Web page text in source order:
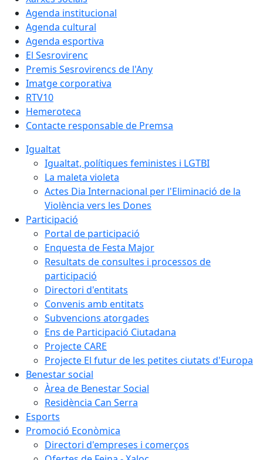
Agenda institucional
Agenda cultural
Agenda esportiva
El Sesrovirenc
Premis Sesrovirencs de l'Any
Imatge corporativa
RTV10
Hemeroteca
Contacte responsable de Premsa
Igualtat
Igualtat, polítiques feministes i LGTBI
La maleta violeta
Actes Dia Internacional per l'Eliminació de la
Violència vers les Dones
Participació
Portal de participació
Enquesta de Festa Major
Resultats de consultes i processos de
participació
Directori d'entitats
Convenis amb entitats
Subvencions atorgades
Ens de Participació Ciutadana
Projecte CARE
Projecte El futur de les petites ciutats d'Europa
Benestar social
Àrea de Benestar Social
Residència Can Serra
Esports
Promoció Econòmica
Directori d'empreses i comerços